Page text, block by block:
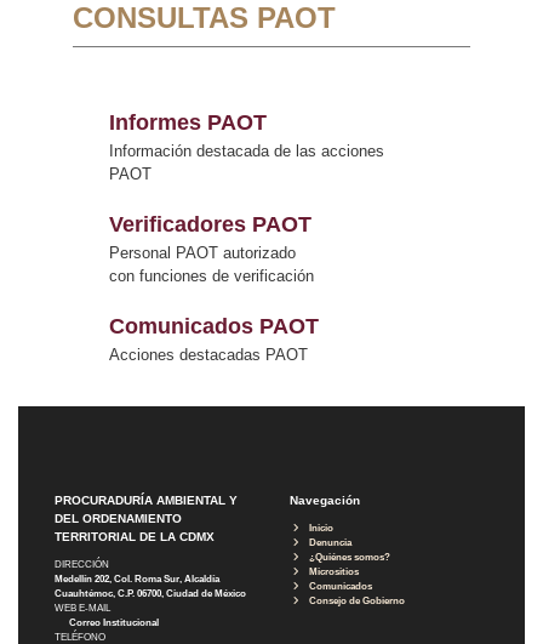
CONSULTAS PAOT
Informes PAOT
Información destacada de las acciones
PAOT
Verificadores PAOT
Personal PAOT autorizado
con funciones de verificación
Comunicados PAOT
Acciones destacadas PAOT
PROCURADURÍA AMBIENTAL Y
DEL ORDENAMIENTO
TERRITORIAL DE LA CDMX
DIRECCIÓN
Medellín 202, Col. Roma Sur, Alcaldía
Cuauhtémoc, C.P. 06700, Ciudad de México
WEB E-MAIL
Correo Institucional
TELÉFONO
Navegación
Inicio
Denuncia
¿Quiénes somos?
Micrositios
Comunicados
Consejo de Gobierno